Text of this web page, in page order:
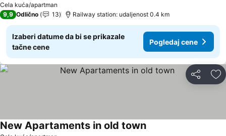
Cela kuća/apartman
9,9 Odlično 13 Railway station: udaljenost 0.4 km
Izaberi datume da bi se prikazale
tačne cene
Pogledaj cene
Deli
New Apartaments in old town